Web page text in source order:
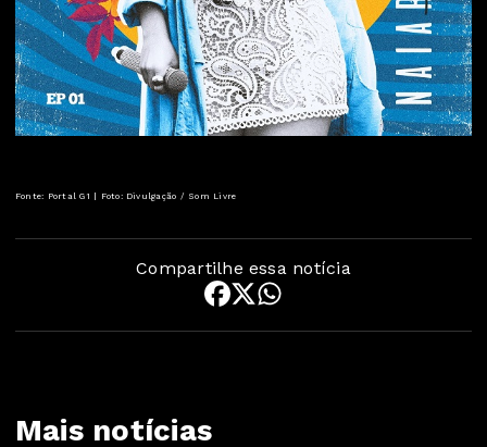
Fonte: Portal G1 | Foto: Divulgação / Som Livre
Compartilhe essa notícia
Mais notícias